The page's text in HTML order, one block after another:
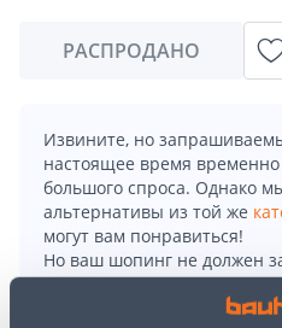
РАСПРОДАНО
Извините, но
настоящее время временно
большого спроса. Однако
альтернативы из той же
могут вам понравиться!
Но ваш шопинг не должен
можете продолжить свои
или